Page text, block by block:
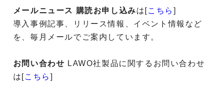
メールニュース 購読お申し込みは[こちら ]
導入事例記事、リリース情報、イベント情報など
を、毎月メールでご案内しています。
お問い合わせ LAWO社製品に関するお問い合わせ
は[こちら ]